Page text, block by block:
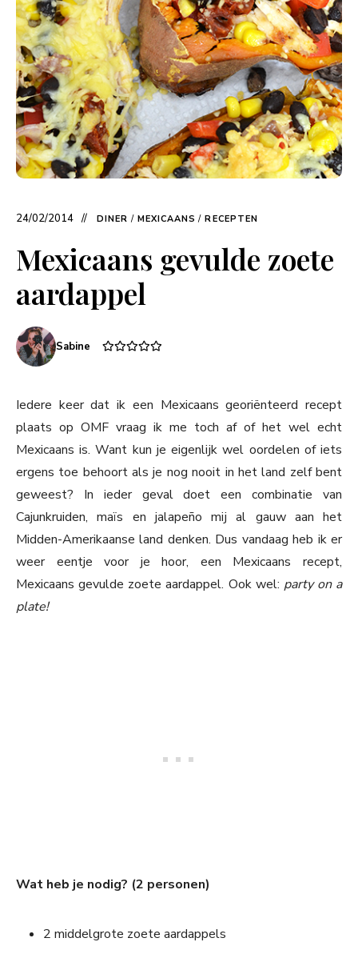
24/02/2014 DINER / MEXICAANS / RECEPTEN
Mexicaans gevulde zoete
aardappel
Sabine
Iedere keer dat ik een Mexicaans georiënteerd recept
plaats op OMF vraag ik me toch af of het wel echt
Mexicaans is. Want kun je eigenlijk wel oordelen of iets
ergens toe behoort als je nog nooit in het land zelf bent
geweest? In ieder geval doet een combinatie van
Cajunkruiden, maïs en jalapeño mij al gauw aan het
Midden-Amerikaanse land denken. Dus vandaag heb ik er
weer eentje voor je hoor, een Mexicaans recept,
Mexicaans gevulde zoete aardappel. Ook wel: party on a
plate!
Wat heb je nodig? (2 personen)
2 middelgrote zoete aardappels